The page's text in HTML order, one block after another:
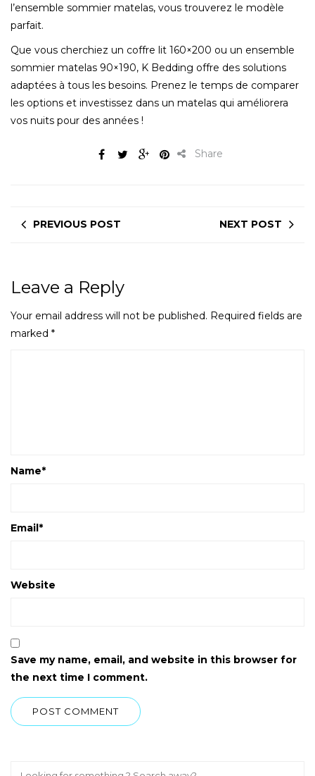
l’ensemble sommier matelas, vous trouverez le modèle
parfait.
Que vous cherchiez un coffre lit 160×200 ou un ensemble
sommier matelas 90×190, K Bedding offre des solutions
adaptées à tous les besoins. Prenez le temps de comparer
les options et investissez dans un matelas qui améliorera
vos nuits pour des années !
Share
PREVIOUS POST NEXT POST
Leave a Reply
Your email address will not be published. Required fields are
marked *
Name*
Email*
Website
Save my name, email, and website in this browser for
the next time I comment.